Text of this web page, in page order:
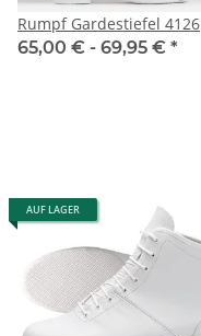
Rumpf Gardestiefel 4126
65,00 € - 69,95 € *
AUF LAGER